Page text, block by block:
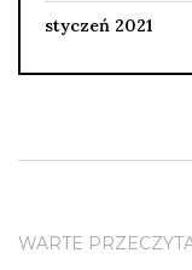
styczeń 2021
WARTE